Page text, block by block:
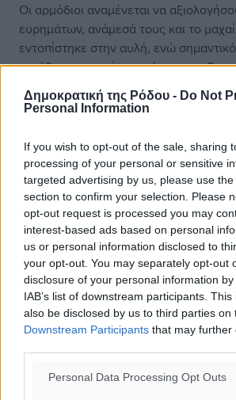
Δημοκρατική της Ρόδου - Do Not
Personal Information
If you wish to opt-out of the sale, sharing
processing of your personal or sensitive
targeted advertising by us, please use
section to confirm your selection. Please
opt-out request is processed you may
interest-based ads based on personal
us or personal information disclosed to
your opt-out. You may separately opt-out
disclosure of your personal information
IAB’s list of downstream participants.
also be disclosed by us to third parties on
Downstream Participants that may further
Personal Data Processing Opt Outs
Οι αρμόδιοι αναμένεται να
ευρημάτων, ανάμεσά τους και το
εντοπίστηκε στην αυλή, ενώ
κατάθεση του τρίτου ατόμου που
τη στιγμή του εγκλήματος. Πέρα από
διάσταση, το περιστατικό
περιθώριο, παλεύοντας ο καθένας με
προβλήματα, μέχρι που μια ασήμαντη
έφερε αντιμέτωπους με την πιο
πορεία της έρευνας θα κρίνει τον
της πράξης και τα επόμενα δικαστικά
55χρονο.
#Ρόδος #Ανθρωποκτονία